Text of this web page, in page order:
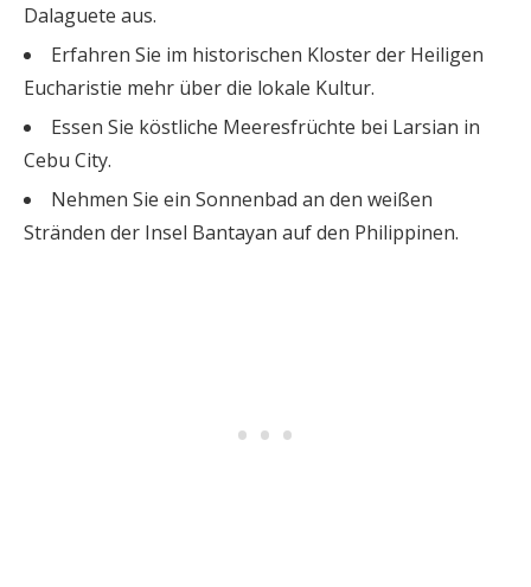
Dalaguete aus.
Erfahren Sie im historischen Kloster der Heiligen
Eucharistie mehr über die lokale Kultur.
Essen Sie köstliche Meeresfrüchte bei Larsian in
Cebu City.
Nehmen Sie ein Sonnenbad an den weißen
Stränden der Insel Bantayan auf den Philippinen.